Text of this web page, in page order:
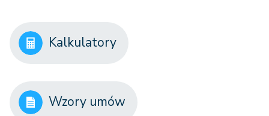
Kalkulatory
Wzory umów